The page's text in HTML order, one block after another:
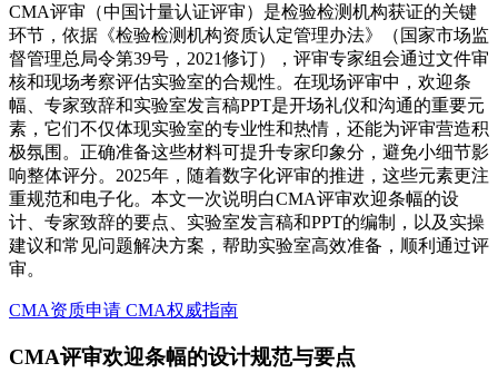
CMA评审（中国计量认证评审）是检验检测机构获证的关键
环节，依据《检验检测机构资质认定管理办法》（国家市场监
督管理总局令第39号，2021修订），评审专家组会通过文件审
核和现场考察评估实验室的合规性。在现场评审中，欢迎条
幅、专家致辞和实验室发言稿PPT是开场礼仪和沟通的重要元
素，它们不仅体现实验室的专业性和热情，还能为评审营造积
极氛围。正确准备这些材料可提升专家印象分，避免小细节影
响整体评分。2025年，随着数字化评审的推进，这些元素更注
重规范和电子化。本文一次说明白CMA评审欢迎条幅的设
计、专家致辞的要点、实验室发言稿和PPT的编制，以及实操
建议和常见问题解决方案，帮助实验室高效准备，顺利通过评
审。
CMA资质申请 CMA权威指南
CMA评审欢迎条幅的设计规范与要点